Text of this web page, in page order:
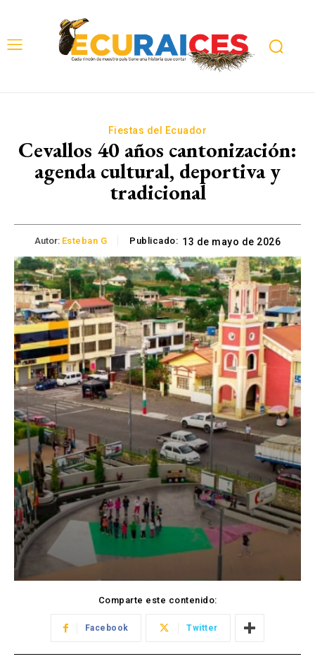
Fiestas del Ecuador
Cevallos 40 años cantonización:
agenda cultural, deportiva y
tradicional
Autor: Esteban G Publicado: 13 de mayo de 2026
Comparte este contenido:
Facebook Twitter